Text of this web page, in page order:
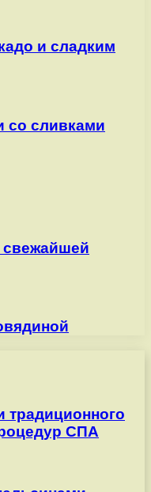
и сладким
со сливками
традиционного
СПА